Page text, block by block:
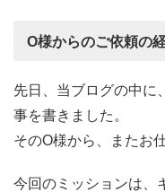
O様からのご依頼の
先日、当ブログの中に
事を書きました。
そのO様から、またお
今回のミッションは、